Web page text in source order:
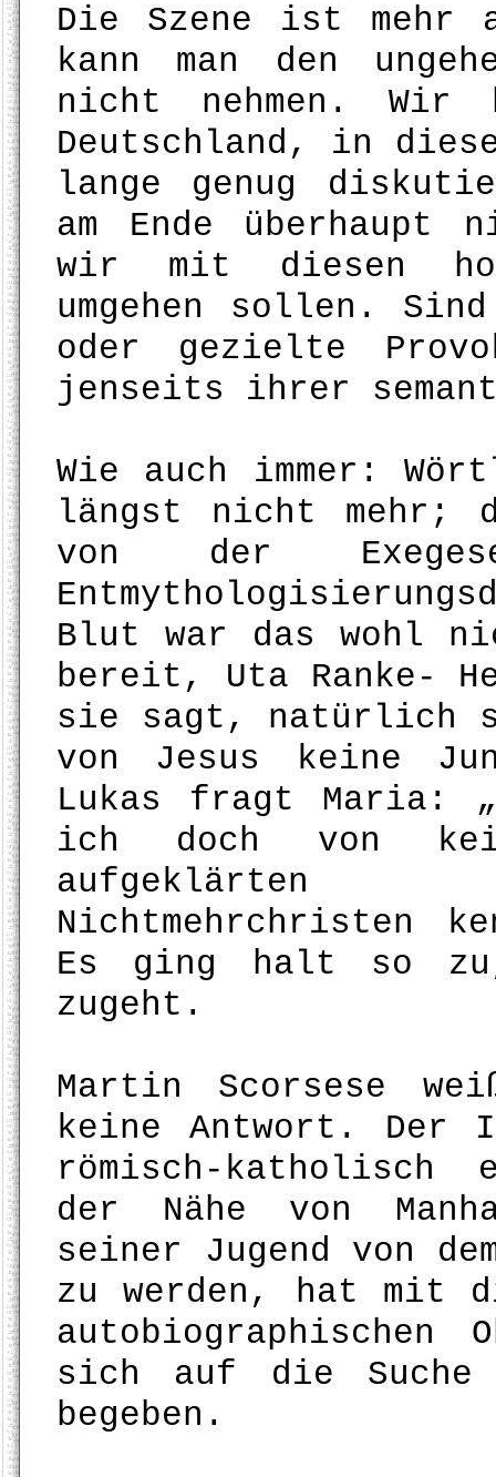
Die Szene ist mehr
kann man den
nicht nehmen.
Deutschland, in
lange genug
am Ende überhaupt
wir mit diesen
umgehen sollen.
oder gezielte
jenseits ihrer
Wie auch immer:
längst nicht mehr;
von der
Blut war das wohl
bereit, Uta Ranke-
sie sagt, natürlich
von Jesus keine
Lukas fragt Maria:
ich doch von
aufgeklärten
Nichtmehrchristen
Es ging halt so
zugeht.
Martin Scorsese
keine Antwort. Der
römisch-katholisch
der Nähe von
seiner Jugend von
zu werden, hat mit
autobiographischen
sich auf die Suche
begeben.